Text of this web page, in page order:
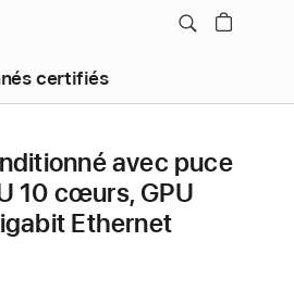
certifiés
avec puce
10 cœurs, GPU
Ethernet